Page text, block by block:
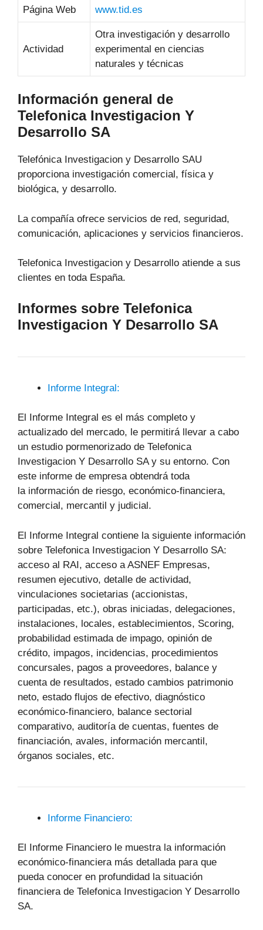
Página Web www.tid.es
Actividad
Otra investigación y desarrollo
experimental en ciencias
naturales y técnicas
Información general de
Telefonica Investigacion Y
Desarrollo SA
Telefónica Investigacion y Desarrollo SAU
proporciona investigación comercial, física y
biológica, y desarrollo.
La compañía ofrece servicios de red, seguridad,
comunicación, aplicaciones y servicios financieros.
Telefonica Investigacion y Desarrollo atiende a sus
clientes en toda España.
Informes sobre Telefonica
Investigacion Y Desarrollo SA
Informe Integral:
El Informe Integral es el más completo y
actualizado del mercado, le permitirá llevar a cabo
un estudio pormenorizado de Telefonica
Investigacion Y Desarrollo SA y su entorno. Con
este informe de empresa obtendrá toda
la información de riesgo, económico-financiera,
comercial, mercantil y judicial.
El Informe Integral contiene la siguiente información
sobre Telefonica Investigacion Y Desarrollo SA:
acceso al RAI, acceso a ASNEF Empresas,
resumen ejecutivo, detalle de actividad,
vinculaciones societarias (accionistas,
participadas, etc.), obras iniciadas, delegaciones,
instalaciones, locales, establecimientos, Scoring,
probabilidad estimada de impago, opinión de
crédito, impagos, incidencias, procedimientos
concursales, pagos a proveedores, balance y
cuenta de resultados, estado cambios patrimonio
neto, estado flujos de efectivo, diagnóstico
económico-financiero, balance sectorial
comparativo, auditoría de cuentas, fuentes de
financiación, avales, información mercantil,
órganos sociales, etc.
Informe Financiero:
El Informe Financiero le muestra la información
económico-financiera más detallada para que
pueda conocer en profundidad la situación
financiera de Telefonica Investigacion Y Desarrollo
SA.